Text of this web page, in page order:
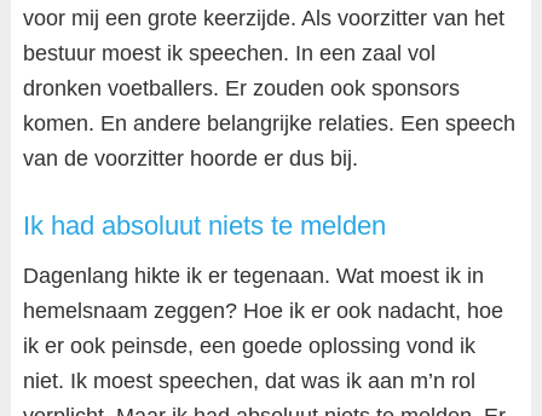
voor mij een grote keerzijde. Als voorzitter van het
bestuur moest ik speechen. In een zaal vol
dronken voetballers. Er zouden ook sponsors
komen. En andere belangrijke relaties. Een speech
van de voorzitter hoorde er dus bij.
Ik had absoluut niets te melden
Dagenlang hikte ik er tegenaan. Wat moest ik in
hemelsnaam zeggen? Hoe ik er ook nadacht, hoe
ik er ook peinsde, een goede oplossing vond ik
niet. Ik moest speechen, dat was ik aan m’n rol